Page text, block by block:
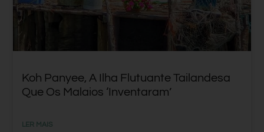
Koh Panyee, A Ilha Flutuante Tailandesa
Que Os Malaios ‘inventaram’
LER MAIS